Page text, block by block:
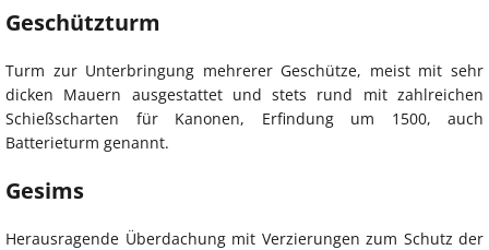
Geschützturm
Turm zur Unterbringung mehrerer Geschütze, meist mit sehr
dicken Mauern ausgestattet und stets rund mit zahlreichen
Schießscharten für Kanonen, Erfindung um 1500, auch
Batterieturm genannt.
Gesims
Herausragende Überdachung mit Verzierungen zum Schutz der